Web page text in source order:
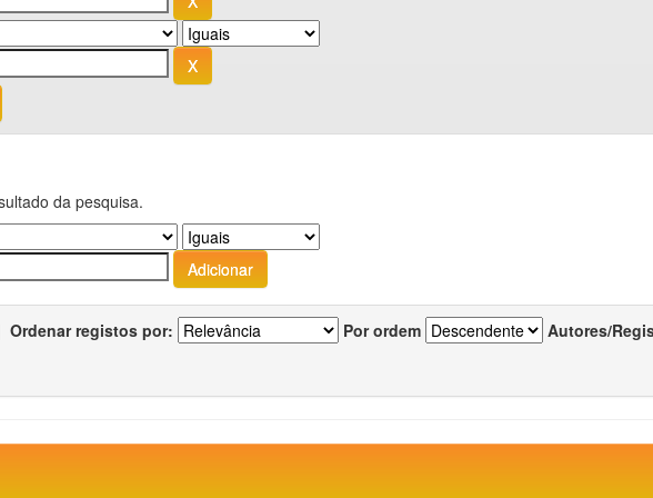
da pesquisa.
Ordenar registos por: Por ordem Autores/